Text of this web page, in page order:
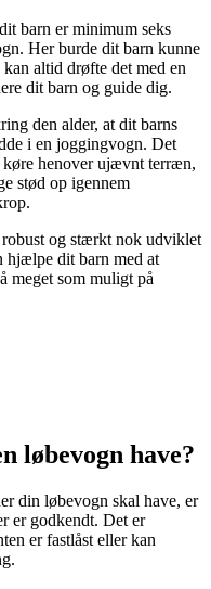
barn er minimum seks
Her burde dit barn kunne
altid drøfte det med en
dit barn og guide dig.
den alder, at dit barns
i en joggingvogn. Det
henover ujævnt terræn,
stød op igennem
og stærkt nok udviklet
hjælpe dit barn med at
meget som muligt på
løbevogn have?
din løbevogn skal have, er
er godkendt. Det er
er fastlåst eller kan